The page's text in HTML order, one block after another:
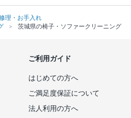
理・お手入れ
茨城県の椅子・ソファークリーニング
ご利用ガイド
はじめての方へ
ご満足度保証について
法人利用の方へ